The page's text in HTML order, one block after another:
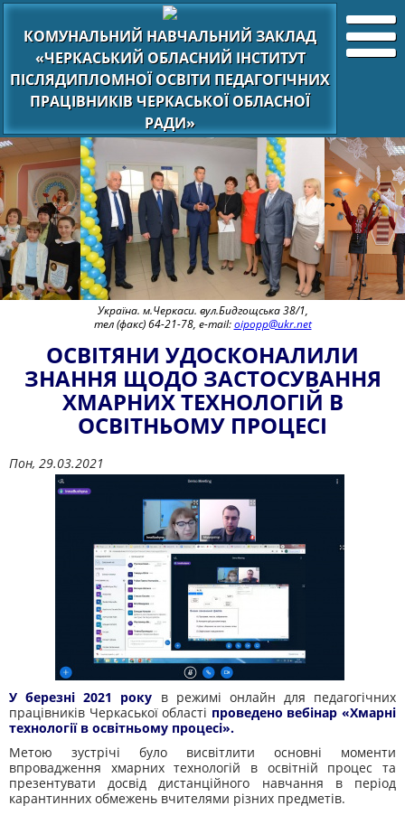
КОМУНАЛЬНИЙ НАВЧАЛЬНИЙ ЗАКЛАД
«ЧЕРКАСЬКИЙ ОБЛАСНИЙ ІНСТИТУТ
ПІСЛЯДИПЛОМНОЇ ОСВІТИ ПЕДАГОГІЧНИХ
ПРАЦІВНИКІВ ЧЕРКАСЬКОЇ ОБЛАСНОЇ
РАДИ»
Україна. м.Черкаси. вул.Бидгощська 38/1,
тел (факс) 64-21-78, e-mail:oipopp@ukr.net
ОСВІТЯНИ УДОСКОНАЛИЛИ
ЗНАННЯ ЩОДО ЗАСТОСУВАННЯ
ХМАРНИХ ТЕХНОЛОГІЙ В
ОСВІТНЬОМУ ПРОЦЕСІ
Пон, 29.03.2021
У березні 2021 року в режимі онлайн для педагогічних
працівників Черкаської області проведено вебінар «Хмарні
технології в освітньому процесі».
Метою зустрічі було висвітлити основні моменти
впровадження хмарних технологій в освітній процес та
презентувати досвід дистанційного навчання в період
карантинних обмежень вчителями різних предметів.